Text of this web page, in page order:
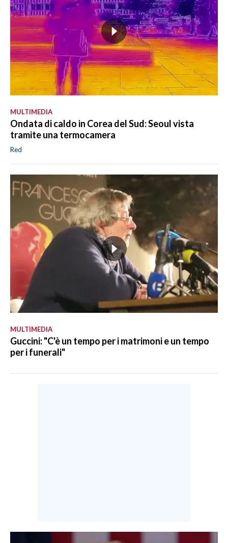
MULTIMEDIA
Ondata di caldo in Corea del Sud: Seoul vista
tramite una termocamera
Red
MULTIMEDIA
Guccini: "C'è un tempo per i matrimoni e un tempo
per i funerali"